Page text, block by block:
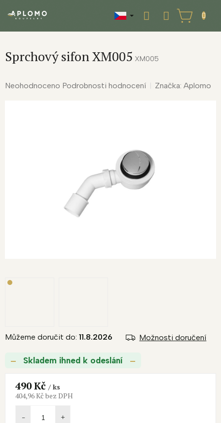
NÁKUPNÍ
KOŠÍK
Sprchový sifon XM005 XM005
Průměrné
Neohodnoceno Podrobnosti hodnocení Značka: Aplomo
Skladem ihned k odeslání
Můžeme doručit do: 11.8.2026 Možnosti doručení
490 Kč/ ks
404,96 Kč bez DPH